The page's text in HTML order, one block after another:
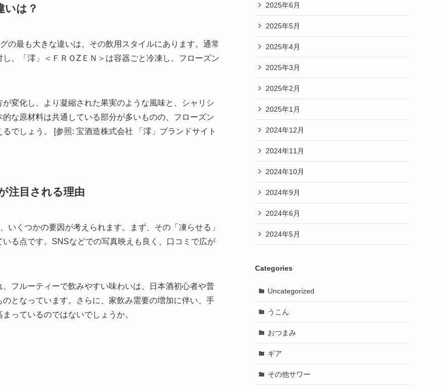
いは？
の最も大きな違いは、その飲用スタイルにあります。通常
、「澪」＜ＦＲＯZＥＮ＞は容器ごと冷凍し、フローズン
変化し、より凝縮された果実のような風味と、シャリシ
な原材料は共通している部分が多いものの、フローズン
でしょう。 [参照: 宝酒造株式会社 「澪」ブランドサイト
注目される理由
いくつかの要因が考えられます。まず、その「凍らせる」
る点です。SNSなどでの写真映えも良く、口コミで広が
フルーティーで飲みやすい味わいは、日本酒初心者や普
となっています。さらに、家飲み需要の増加に伴い、手
っているのではないでしょうか。
2025年6月
2025年5月
2025年4月
2025年3月
2025年2月
2025年1月
2024年12月
2024年11月
2024年10月
2024年9月
2024年6月
2024年5月
Categories
Uncategorized
うこん
おつまみ
ギア
その他サワー